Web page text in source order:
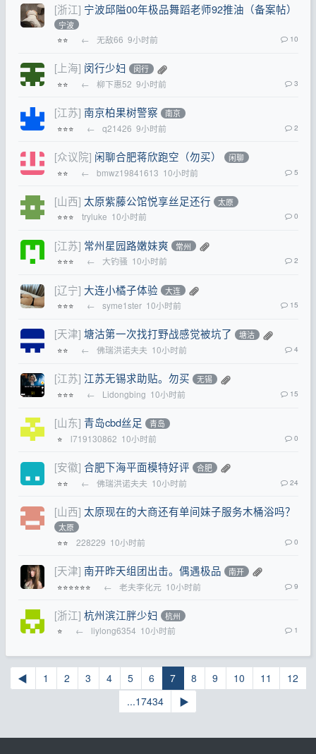
[浙江] 宁波邱隘00年极品舞蹈老师92推油（备案帖）
宁波
⭐⭐ ← 无敌66 9小时前 10
[上海] 闵行少妇 闵行
⭐⭐ ← 柳下惠52 9小时前 3
[江苏] 南京柏果树警察 南京
⭐⭐⭐ ← q21426 9小时前 2
[众议院] 闲聊合肥蒋欣跑空（勿买） 闲聊
⭐⭐ ← bmwz19841613 10小时前 5
[山西] 太原紫藤公馆悦享丝足还行 太原
⭐⭐⭐ tryluke 10小时前 0
[江苏] 常州星园路嫩妹爽 常州
⭐⭐⭐ ← 大钓骚 10小时前 2
[辽宁] 大连小橘子体验 大连
⭐⭐⭐ ← syme1ster 10小时前 15
[天津] 塘沽第一次找打野战感觉被坑了 塘沽
⭐⭐ ← 佛瑞洪诺夫夫 10小时前 4
[江苏] 江苏无锡求助贴。勿买 无锡
⭐⭐⭐ ← Lidongbing 10小时前 15
[山东] 青岛cbd丝足 青岛
⭐ l719130862 10小时前 0
[安徽] 合肥下海平面模特好评 合肥
⭐⭐ ← 佛瑞洪诺夫夫 10小时前 24
[山西] 太原现在的大商还有单间妹子服务木桶浴吗？
太原
⭐⭐ 228229 10小时前 0
[天津] 南开昨天组团出击。偶遇极品 南开
⭐⭐⭐⭐⭐⭐ ← 老夫李化元 10小时前 9
[浙江] 杭州滨江胖少妇 杭州
⭐ ← liylong6354 10小时前 1
◀ 1 2 3 4 5 6 7 8 9 10 11
12
...17434
▶